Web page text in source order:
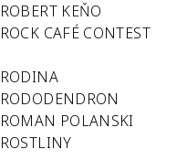
ROBERT KEŇO
ROCK CAFÉ CONTEST
RODINA
RODODENDRON
ROMAN POLANSKI
ROSTLINY